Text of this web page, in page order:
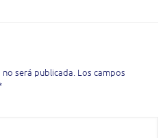
será publicada. Los campos